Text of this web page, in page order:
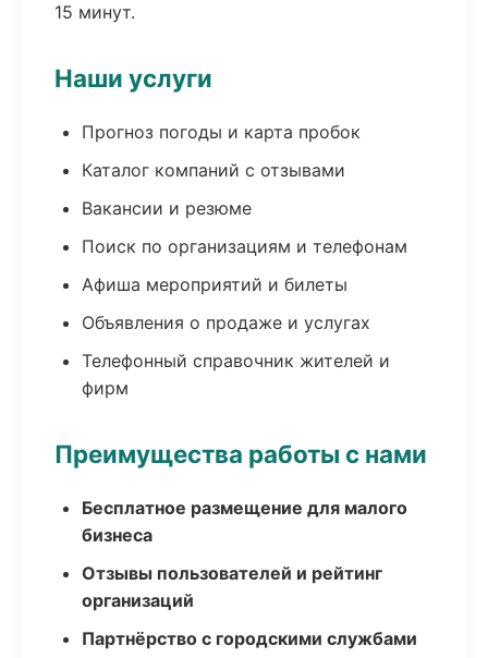
15 минут.
Наши услуги
Прогноз погоды и карта пробок
Каталог компаний с отзывами
Вакансии и резюме
Поиск по организациям и телефонам
Афиша мероприятий и билеты
Объявления о продаже и услугах
Телефонный справочник жителей и
фирм
Преимущества работы с нами
Бесплатное размещение для малого
бизнеса
Отзывы пользователей и рейтинг
организаций
Партнёрство с городскими службами